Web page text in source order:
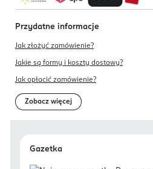
Przydatne informacje
Jak złożyć zamówienie?
Jakie są formy i koszty dostawy?
Jak opłacić zamówienie?
Zobacz więcej
Gazetka